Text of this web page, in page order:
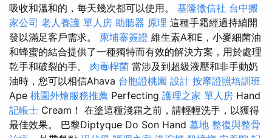
吸收和溫和的，每天幾次都可以使用。 基隆徵信社 台中搬
家公司 老人養護 單人房 助聽器 原理 這種手霜經過持續開
發以滿足客戶需求。 柬埔寨簽證 維生素A和E，小麥細菌油
和蜂蜜的結合提供了一種獨特而有效的解決方案，用於處理
乾手和破裂的手。 肉毒桿菌 當涉及到超級液壓和非手動奶
油時，您可以相信Ahava 台胞證桃園 設計 按摩證照培訓班
Ape 桃園外燴服務推薦 Perfecting 護理之家 單人房 Hand
記帳士 Cream！ 在塗這種淺霜之前，請輕輕洗手，以獲得
最佳效果。 巴黎Diptyque Do Son Hand 墓地 整復與整骨